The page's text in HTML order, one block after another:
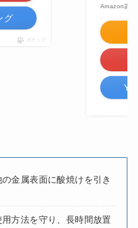
グ
ポチップ
Amazon調べ
金属表面に酸焼けを引き
方法を守り、長時間放置